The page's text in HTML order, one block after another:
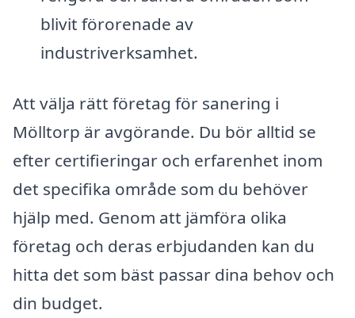
blivit förorenade av
industriverksamhet.
Att välja rätt företag för sanering i
Mölltorp är avgörande. Du bör alltid se
efter certifieringar och erfarenhet inom
det specifika område som du behöver
hjälp med. Genom att jämföra olika
företag och deras erbjudanden kan du
hitta det som bäst passar dina behov och
din budget.